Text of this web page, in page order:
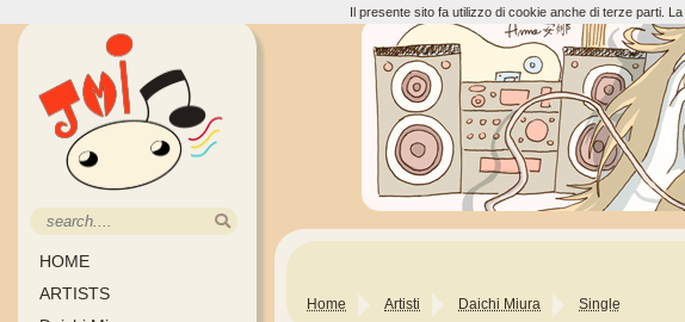
HOME
ARTISTS
Home Artisti Daichi Miura Single
Il presente sito fa utilizzo di cookie anche di terze parti.